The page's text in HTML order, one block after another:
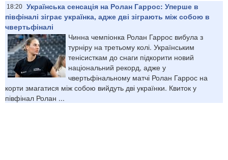
18:20 Українська сенсація на Ролан Гаррос: Уперше в
півфіналі зіграє українка, адже дві зіграють між собою в
чвертьфіналі
Чинна чемпіонка Ролан Гаррос вибула з
турніру на третьому колі. Українським
тенісисткам до снаги підкорити новий
національний рекорд, адже у
чвертьфінальному матчі Ролан Гаррос на
корти змагатися між собою вийдуть дві українки. Квиток у
півфінал Ролан ...